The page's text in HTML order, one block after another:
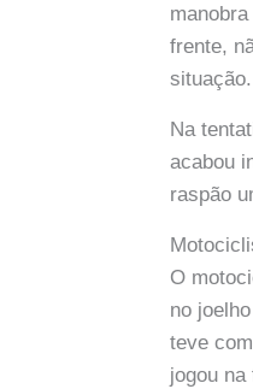
frente,
Na
acabou
raspão
O
no
teve
jogou